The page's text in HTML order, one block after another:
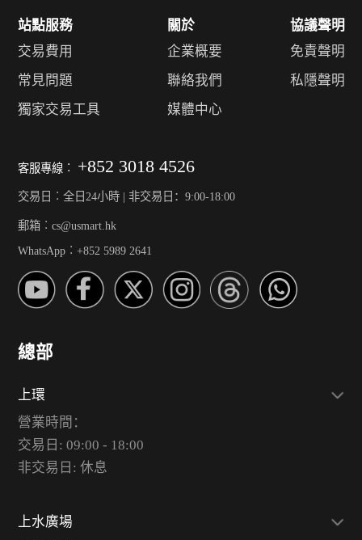
站點服務
交易費用
常見問題
獨家交易工具
關於
企業概要
聯絡我們
媒體中心
協議聲明
免責聲明
私隱聲明
客服專線︰ +852 3018 4526
交易日︰全日24小時 | 非交易日：9:00-18:00
郵箱︰cs@usmart.hk
WhatsApp︰+852 5989 2641
總部
上環
營業時間：
交易日: 09:00 - 18:00
非交易日: 休息
上水廣場